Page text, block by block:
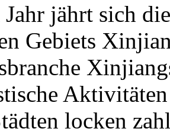
Jahr jährt sich
Gebiets
locken